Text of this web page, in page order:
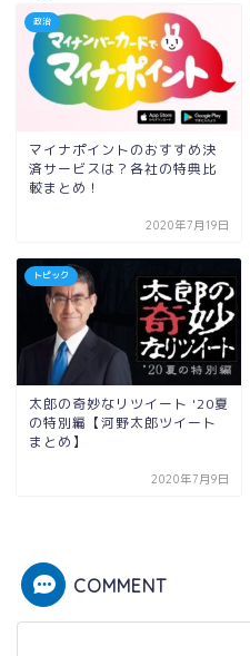
政治
マイナポイントのおすすめ決
済サービスは？各社の特典比
較まとめ！
2020年7月19日
トピック
太郎の奇妙なリツイート '20夏
の特別編【河野太郎ツイート
まとめ】
2020年7月9日
COMMENT